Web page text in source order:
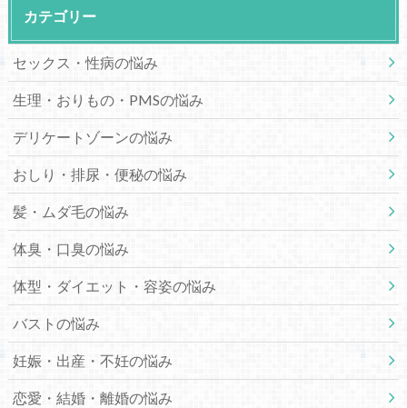
カテゴリー
セックス・性病の悩み
生理・おりもの・PMSの悩み
デリケートゾーンの悩み
おしり・排尿・便秘の悩み
髪・ムダ毛の悩み
体臭・口臭の悩み
体型・ダイエット・容姿の悩み
バストの悩み
妊娠・出産・不妊の悩み
恋愛・結婚・離婚の悩み